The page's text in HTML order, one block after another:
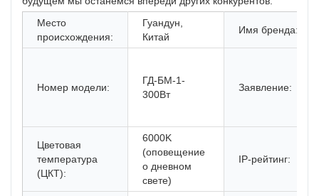
Место
происхождения:
Гуандун,
Китай
Имя бренда:
Номер модели:
ГД-БМ-1-
300Вт
Заявление:
Цветовая
температура
(ЦКТ):
6000K
(оповещение
о дневном
свете)
IP-рейтинг: